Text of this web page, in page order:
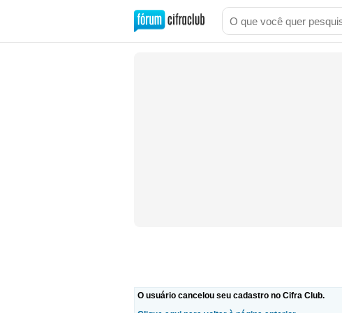
O usuário cancelou seu cadastro no Cifra Club.